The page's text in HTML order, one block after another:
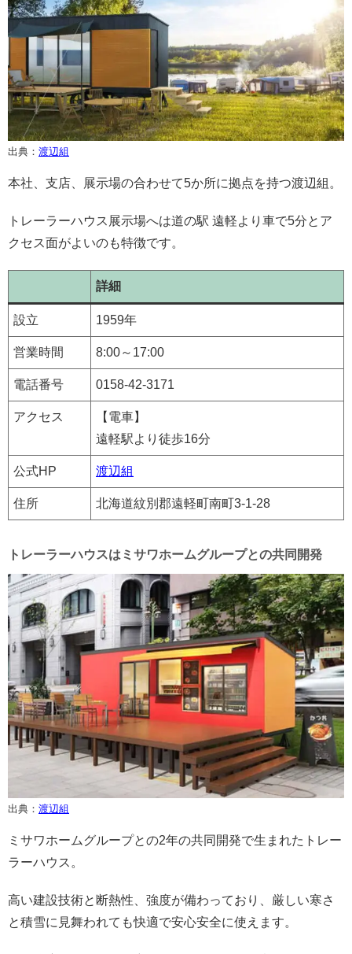
出典： 渡辺組
本社、支店、展示場の合わせて5か所に拠点を持つ渡辺組。
トレーラーハウス展示場へは道の駅 遠軽より車で5分とア
クセス面がよいのも特徴です。
詳細
設立 1959年
営業時間 8:00～17:00
電話番号 0158-42-3171
アクセス
【電車】
遠軽駅より徒歩16分
公式HP 渡辺組
住所 北海道紋別郡遠軽町南町3-1-28
トレーラーハウスはミサワホームグループとの共同開発
出典： 渡辺組
ミサワホームグループとの2年の共同開発で生まれたトレー
ラーハウス。
高い建設技術と断熱性、強度が備わっており、厳しい寒さ
と積雪に見舞われても快適で安心安全に使えます。